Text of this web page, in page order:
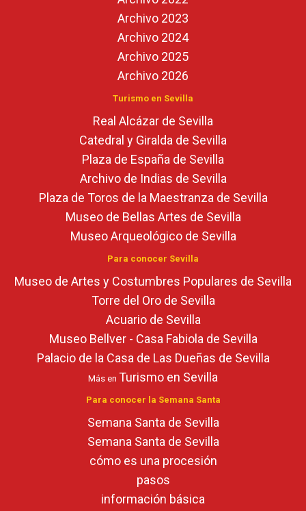
Archivo 2023
Archivo 2024
Archivo 2025
Archivo 2026
Turismo en Sevilla
Real Alcázar de Sevilla
Catedral y Giralda de Sevilla
Plaza de España de Sevilla
Archivo de Indias de Sevilla
Plaza de Toros de la Maestranza de Sevilla
Museo de Bellas Artes de Sevilla
Museo Arqueológico de Sevilla
Para conocer Sevilla
Museo de Artes y Costumbres Populares de Sevilla
Torre del Oro de Sevilla
Acuario de Sevilla
Museo Bellver - Casa Fabiola de Sevilla
Palacio de la Casa de Las Dueñas de Sevilla
Más en Turismo en Sevilla
Para conocer la Semana Santa
Semana Santa de Sevilla
Semana Santa de Sevilla
cómo es una procesión
pasos
información básica